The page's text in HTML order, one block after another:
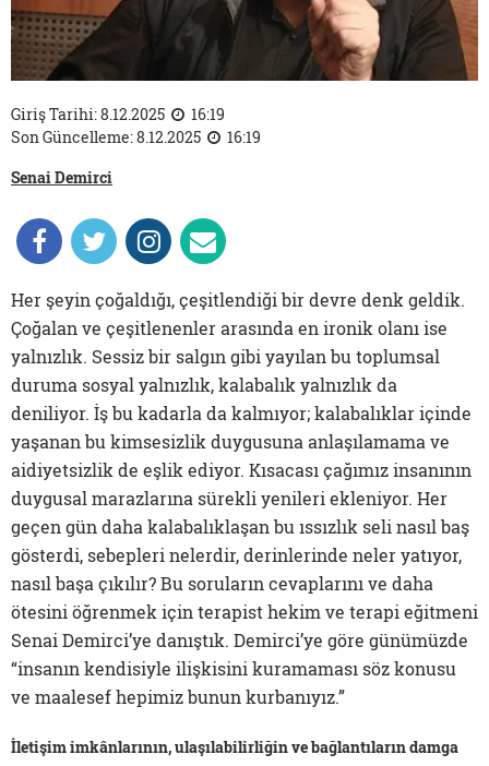
Giriş Tarihi: 8.12.2025
16:19
Son Güncelleme: 8.12.2025
16:19
Senai Demirci
Her şeyin çoğaldığı, çeşitlendiği bir devre denk geldik.
Çoğalan ve çeşitlenenler arasında en ironik olanı ise
yalnızlık. Sessiz bir salgın gibi yayılan bu toplumsal
duruma sosyal yalnızlık, kalabalık yalnızlık da
deniliyor. İş bu kadarla da kalmıyor; kalabalıklar içinde
yaşanan bu kimsesizlik duygusuna anlaşılamama ve
aidiyetsizlik de eşlik ediyor. Kısacası çağımız insanının
duygusal marazlarına sürekli yenileri ekleniyor. Her
geçen gün daha kalabalıklaşan bu ıssızlık seli nasıl baş
gösterdi, sebepleri nelerdir, derinlerinde neler yatıyor,
nasıl başa çıkılır? Bu soruların cevaplarını ve daha
ötesini öğrenmek için terapist hekim ve terapi eğitmeni
Senai Demirci’ye danıştık. Demirci’ye göre günümüzde
“insanın kendisiyle ilişkisini kuramaması söz konusu
ve maalesef hepimiz bunun kurbanıyız.”
İletişim imkânlarının, ulaşılabilirliğin ve bağlantıların damga